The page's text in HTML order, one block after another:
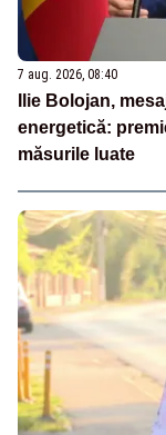
7 aug. 2026, 08:40
Ilie Bolojan,
energetică:
măsurile luate